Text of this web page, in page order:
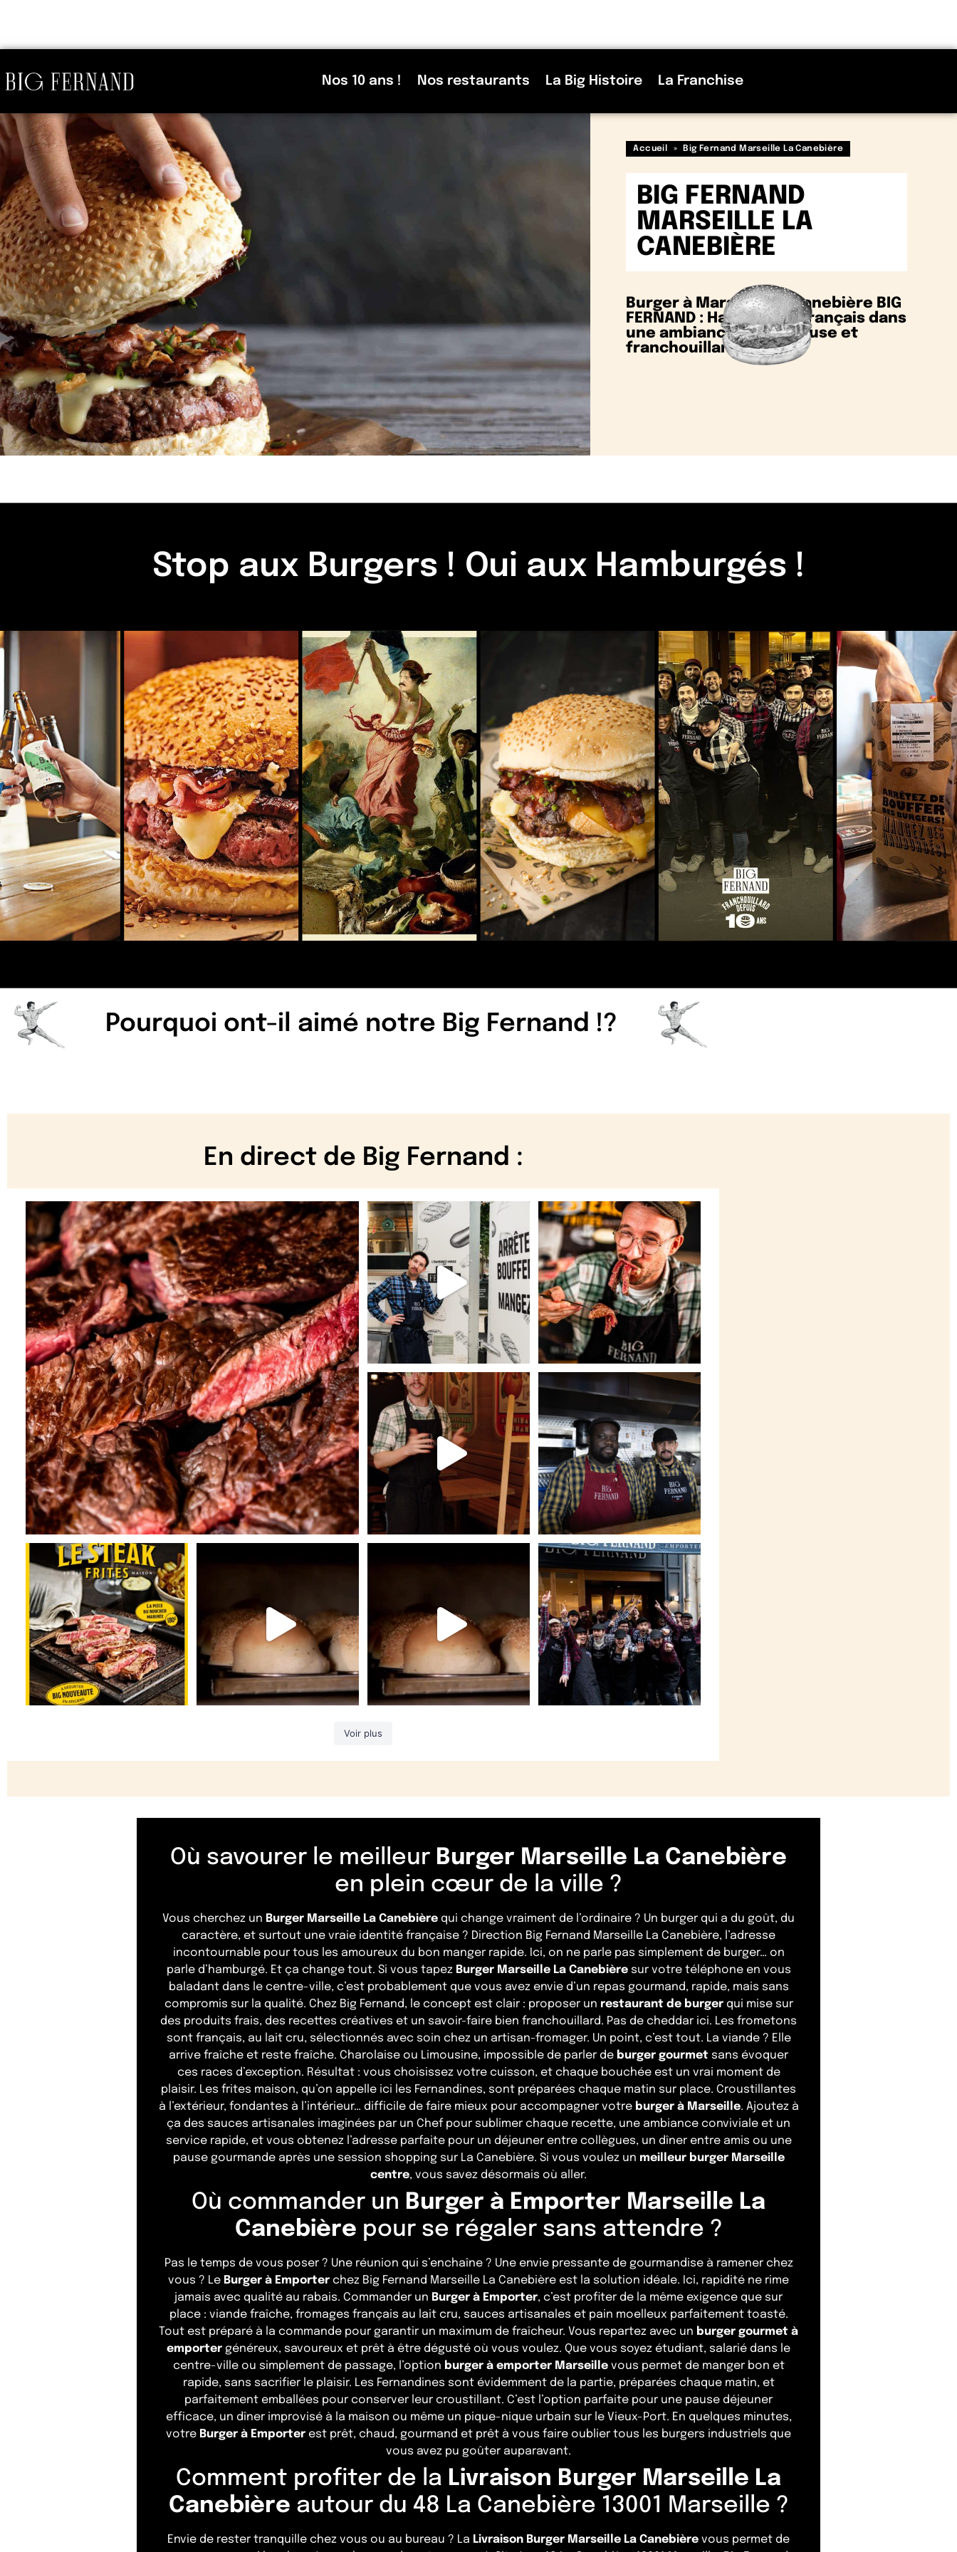
Nos 10 ans ! Nos restaurants La Big Histoire La Franchise
Accueil » Big Fernand Marseille La Canebière
BIG FERNAND
MARSEILLE LA
CANEBIÈRE
Burger à Marseille La Canebière BIG
FERNAND : Hamburgés Français dans
une ambiance chaleureuse et
franchouillarde !
Stop aux Burgers ! Oui aux Hamburgés !
Pourquoi ont-il aimé notre Big Fernand !?
En direct de Big Fernand :
On ne sait pas vous… mais nous, là, on a ...
74 0
L’Hamburgé Mobile est de retour… et il a
garé ses
104
Quand on vous a dit que c’était addictif,
on ne...
79 0
Le Steak-Frites arrive chez Big Fernand.
...
156 3
Derrière chaque Hamburgé, y’a une team
en or. Chez
Avis à tous nos gourmands ! L’iconique...
120 3
Big Fernand, c’est avant tout une Big
132 2
Voir plus
Où savourer le meilleur Burger Marseille La Canebière
en plein cœur de la ville ?
Vous cherchez un Burger Marseille La Canebière qui change vraiment de l’ordinaire ? Un burger qui a du goût, du
caractère, et surtout une vraie identité française ? Direction Big Fernand Marseille La Canebière, l’adresse
incontournable pour tous les amoureux du bon manger rapide. Ici, on ne parle pas simplement de burger… on
parle d’hamburgé. Et ça change tout. Si vous tapez Burger Marseille La Canebièresur votre téléphone en vous
baladant dans le centre-ville, c’est probablement que vous avez envie d’un repas gourmand, rapide, mais sans
compromis sur la qualité. Chez Big Fernand, le concept est clair : proposer un restaurant de burgerqui mise sur
des produits frais, des recettes créatives et un savoir-faire bien franchouillard. Pas de cheddar ici. Les frometons
sont français, au lait cru, sélectionnés avec soin chez un artisan-fromager. Un point, c’est tout. La viande ? Elle
arrive fraîche et reste fraîche. Charolaise ou Limousine, impossible de parler de burger gourmet sans évoquer
ces races d’exception. Résultat : vous choisissez votre cuisson, et chaque bouchée est un vrai moment de
plaisir. Les frites maison, qu’on appelle ici les Fernandines, sont préparées chaque matin sur place. Croustillantes
à l’extérieur, fondantes à l’intérieur… difficile de faire mieux pour accompagner votre burger à Marseille. Ajoutez à
ça des sauces artisanales imaginées par un Chef pour sublimer chaque recette, une ambiance conviviale et un
service rapide, et vous obtenez l’adresse parfaite pour un déjeuner entre collègues, un dîner entre amis ou une
pause gourmande après une session shopping sur La Canebière. Si vous voulez un meilleur burger Marseille
centre, vous savez désormais où aller.
Où commander un Burger à Emporter Marseille La
Canebière pour se régaler sans attendre ?
Pas le temps de vous poser ? Une réunion qui s’enchaîne ? Une envie pressante de gourmandise à ramener chez
vous ? Le Burger à Emporter chez Big Fernand Marseille La Canebière est la solution idéale. Ici, rapidité ne rime
jamais avec qualité au rabais. Commander un Burger à Emporter, c’est profiter de la même exigence que sur
place : viande fraîche, fromages français au lait cru, sauces artisanales et pain moelleux parfaitement toasté.
Tout est préparé à la commande pour garantir un maximum de fraîcheur. Vous repartez avec un burger gourmet à
emporter généreux, savoureux et prêt à être dégusté où vous voulez. Que vous soyez étudiant, salarié dans le
centre-ville ou simplement de passage, l’option burger à emporter Marseillevous permet de manger bon et
rapide, sans sacrifier le plaisir. Les Fernandines sont évidemment de la partie, préparées chaque matin, et
parfaitement emballées pour conserver leur croustillant. C’est l’option parfaite pour une pause déjeuner
efficace, un dîner improvisé à la maison ou même un pique-nique urbain sur le Vieux-Port. En quelques minutes,
votre Burger à Emporter est prêt, chaud, gourmand et prêt à vous faire oublier tous les burgers industriels que
vous avez pu goûter auparavant.
Comment profiter de la Livraison Burger Marseille La
Canebière autour du 48 La Canebière 13001 Marseille ?
Envie de rester tranquille chez vous ou au bureau ? La Livraison Burger Marseille La Canebière vous permet de